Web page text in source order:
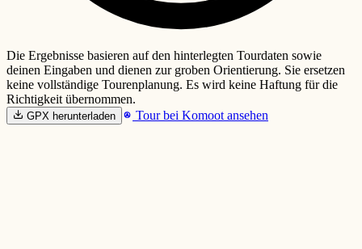
Die Ergebnisse basieren auf den hinterlegten Tourdaten sowie
deinen Eingaben und dienen zur groben Orientierung. Sie ersetzen
keine vollständige Tourenplanung. Es wird keine Haftung für die
Richtigkeit übernommen.
GPX herunterladen Tour bei Komoot ansehen